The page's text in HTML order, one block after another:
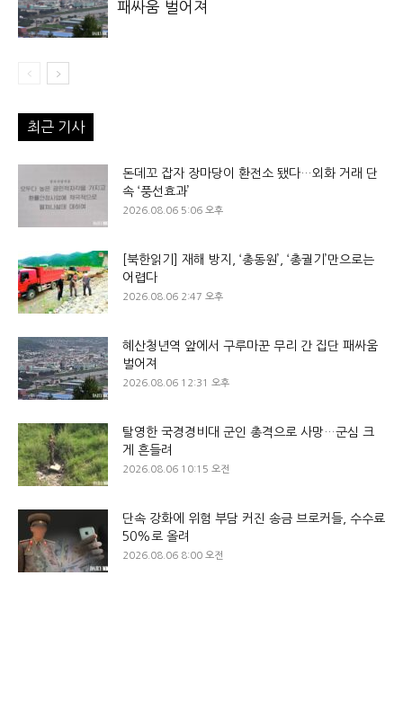
패싸움 벌어져
최근 기사
돈데꼬 잡자 장마당이 환전소 됐다…외화 거래 단
속 ‘풍선효과’
2026.08.06 5:06 오후
[북한읽기] 재해 방지, ‘총동원’, ‘총궐기’만으로는
어렵다
2026.08.06 2:47 오후
혜산청년역 앞에서 구루마꾼 무리 간 집단 패싸움
벌어져
2026.08.06 12:31 오후
탈영한 국경경비대 군인 총격으로 사망…군심 크
게 흔들려
2026.08.06 10:15 오전
단속 강화에 위험 부담 커진 송금 브로커들, 수수료
50%로 올려
2026.08.06 8:00 오전